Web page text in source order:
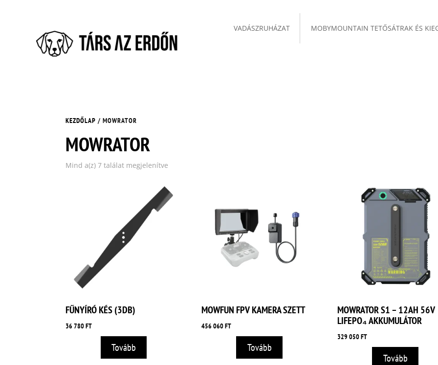
VADÁSZRUHÁZAT MOBYMOUNTAIN TETŐSÁTRAK ÉS
KEZDŐLAP / MOWRATOR
MOWRATOR
Mind a(z) 7 találat megjelenítve
FŰNYÍRÓ KÉS (3DB)
36 780FT
Tovább
MOWFUN FPV KAMERA SZETT
456 060FT
Tovább
MOWRATOR S1 – 12AH 56V
LIFEPO₄ AKKUMULÁTOR
329 050FT
Tovább